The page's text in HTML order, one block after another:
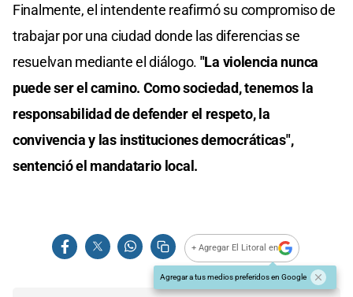
Finalmente, el intendente reafirmó su compromiso de
trabajar por una ciudad donde las diferencias se
resuelvan mediante el diálogo. "La violencia nunca
puede ser el camino. Como sociedad, tenemos la
responsabilidad de defender el respeto, la
convivencia y las instituciones democráticas",
sentenció el mandatario local.
+ Agregar El Litoral en
Agregar a tus medios preferidos en Google